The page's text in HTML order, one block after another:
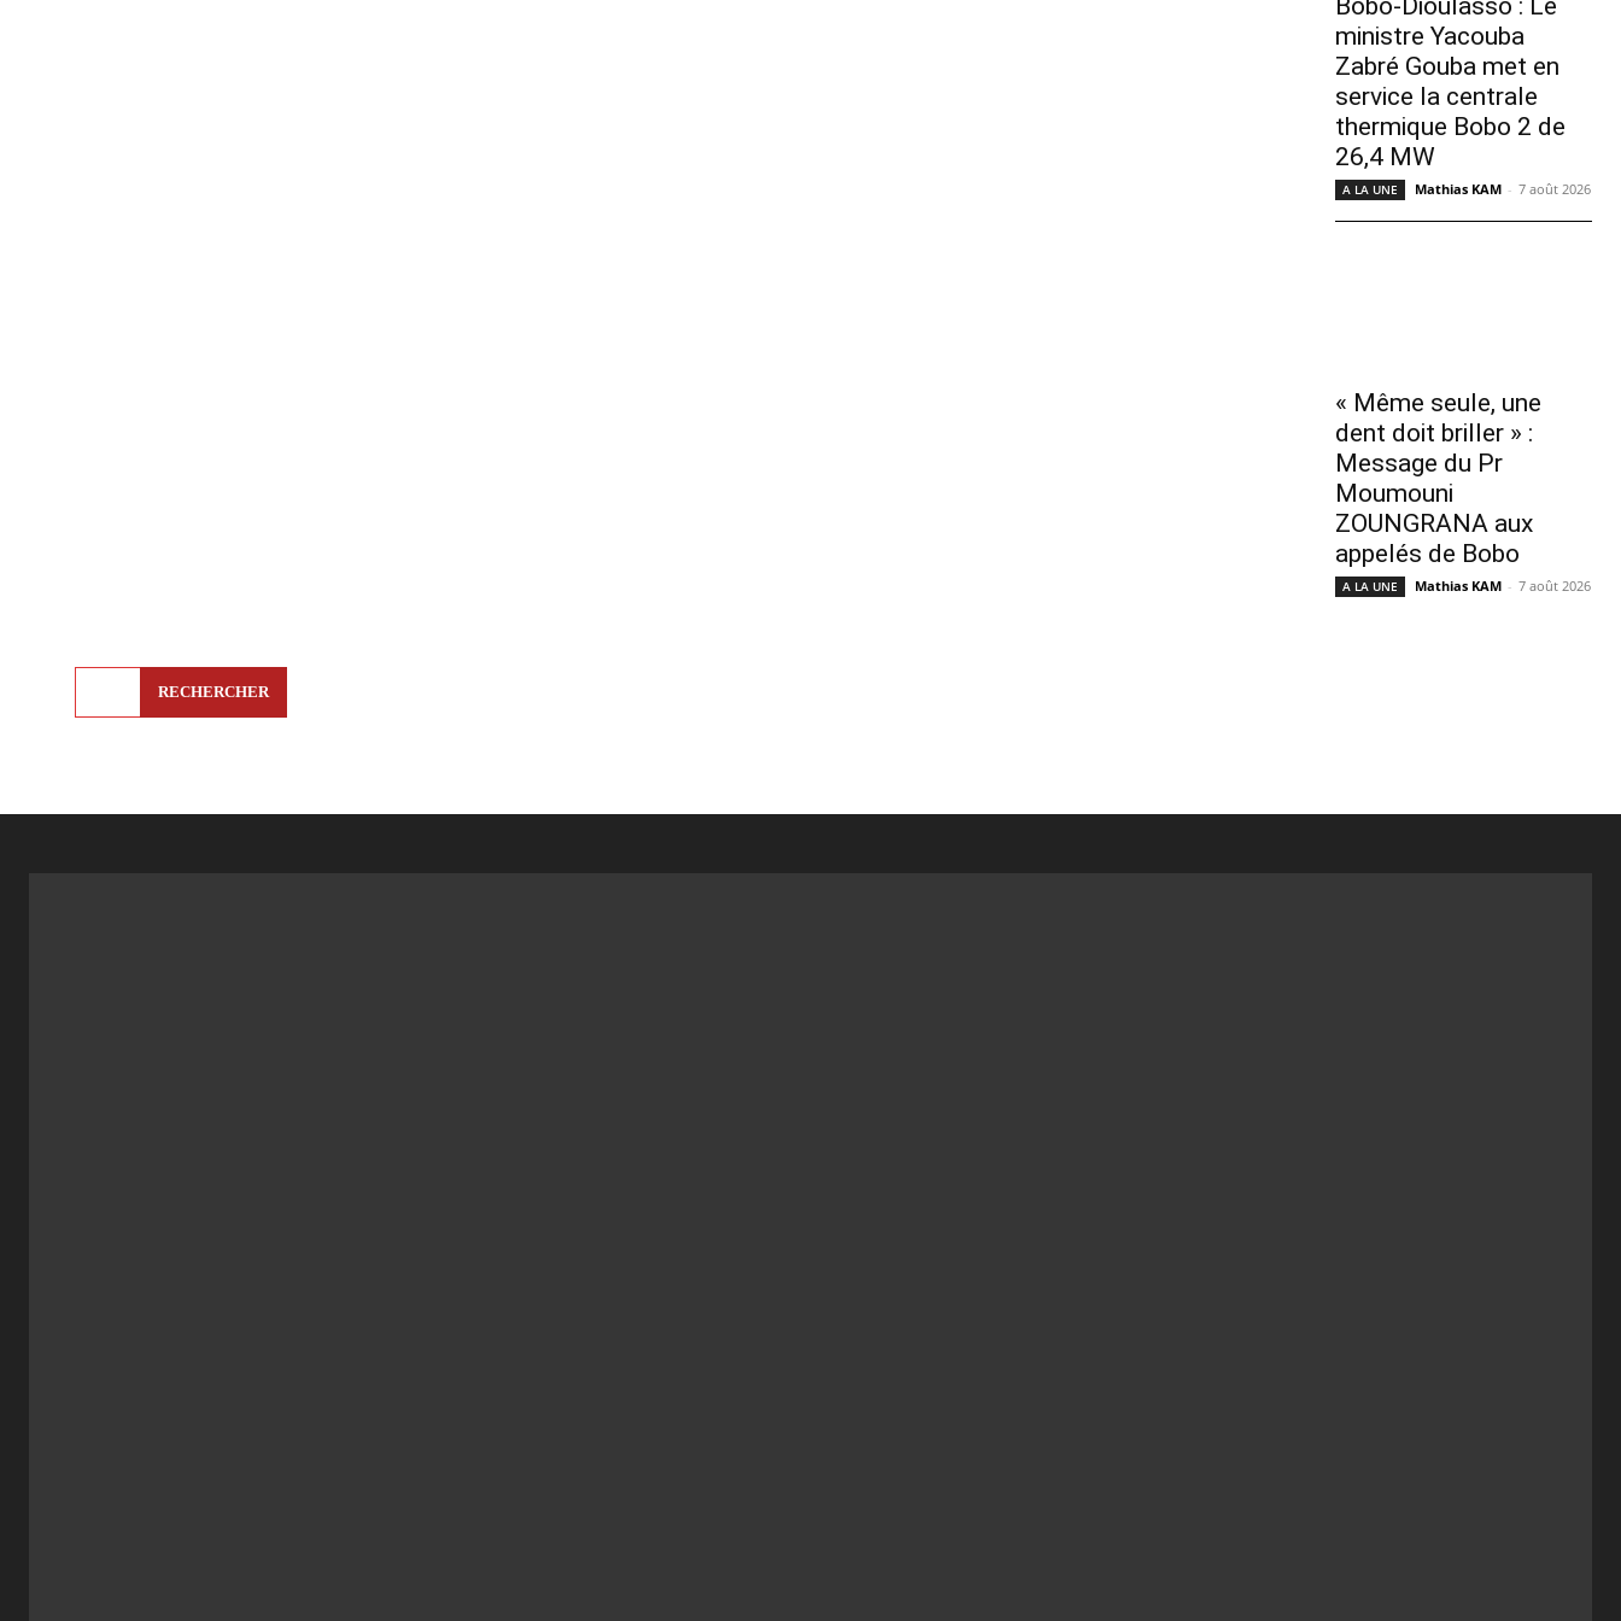
RECHERCHER
Bobo-Dioulasso : Le
ministre Yacouba
Zabré Gouba met en
service la centrale
thermique Bobo 2 de
26,4 MW
A LA UNE Mathias KAM - 7 août 2026
« Même seule, une
dent doit briller » :
Message du Pr
Moumouni
ZOUNGRANA aux
appelés de Bobo
A LA UNE Mathias KAM - 7 août 2026